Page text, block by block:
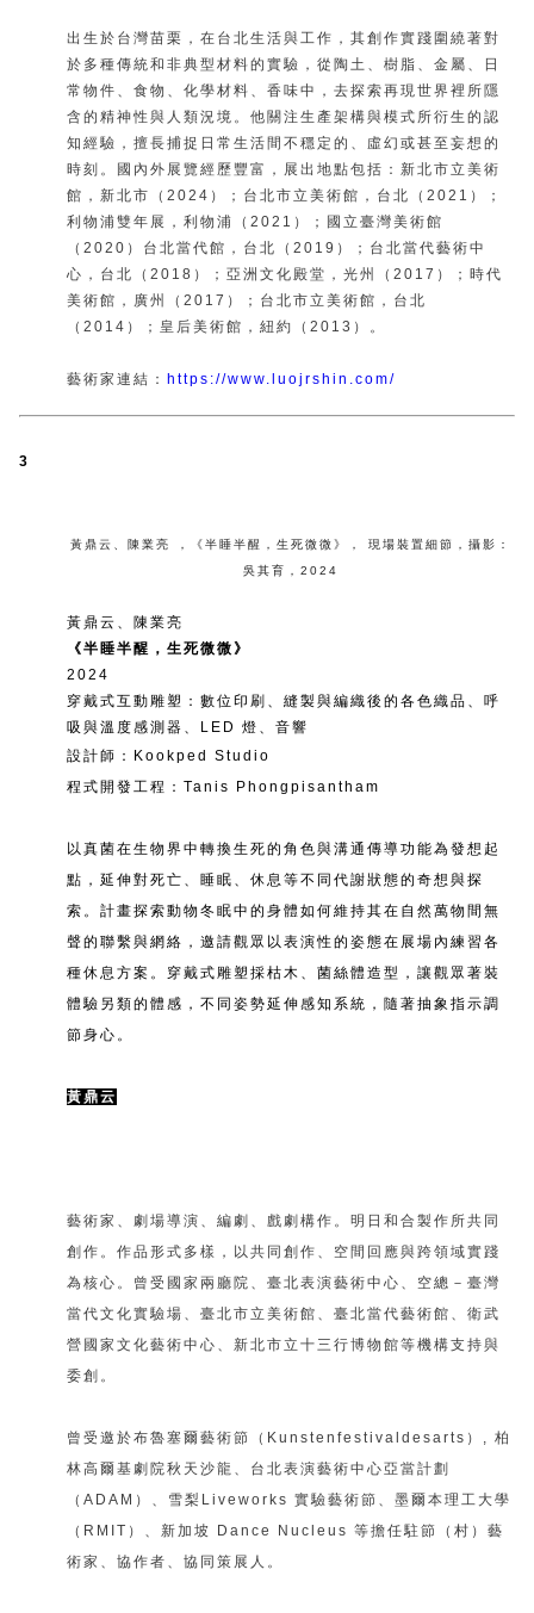
出生於台灣苗栗，在台北生活與工作，其創作實踐圍繞著對
於多種傳統和非典型材料的實驗，從陶土、樹脂、金屬、日
常物件、食物、化學材料、香味中，去探索再現世界裡所隱
含的精神性與人類況境。他關注生產架構與模式所衍生的認
知經驗，擅長捕捉日常生活間不穩定的、虛幻或甚至妄想的
時刻。國內外展覽經歷豐富，展出地點包括：新北市立美術
館，新北市（2024）；台北市立美術館，台北（2021）；
利物浦雙年展，利物浦（2021）；國立臺灣美術館
（2020）台北當代館，台北（2019）；台北當代藝術中
心，台北（2018）；亞洲文化殿堂，光州（2017）；時代
美術館，廣州（2017）；台北市立美術館，台北
（2014）；皇后美術館，紐約（2013）。
藝術家連結： https://www.luojrshin.com/
3
黃鼎云、陳業亮 《半睡半醒，生死微微》 現場裝置細節
攝影：
吳其育
2024
黃鼎云、陳業亮
《半睡半醒，生死微微》
2024
穿戴式互動雕塑：數位印刷、縫製與編織後的各色織品、呼
吸與溫度感測器、LED 燈、音響
設計師：Kookped Studio
程式開發工程：Tanis Phongpisantham
以真菌在生物界中轉換生死的角色與溝通傳導功能為發想起
點，延伸對死亡、睡眠、休息等不同代謝狀態的奇想與探
索。計畫探索動物冬眠中的身體如何維持其在自然萬物間無
聲的聯繫與網絡，邀請觀眾以表演性的姿態在展場內練習各
種休息方案。穿戴式雕塑採枯木、菌絲體造型，讓觀眾著裝
體驗另類的體感，不同姿勢延伸感知系統，隨著抽象指示調
節身心。
黃鼎云
藝術家、劇場導演、編劇、戲劇構作。明日和合製作所共同
創作。作品形式多樣，以共同創作、空間回應與跨領域實踐
為核心。曾受國家兩廳院、臺北表演藝術中心、空總－臺灣
當代文化實驗場、臺北市立美術館、臺北當代藝術館、衛武
營國家文化藝術中心、新北市立十三行博物館等機構支持與
委創。
曾受邀於布魯塞爾藝術節（Kunstenfestivaldesarts）, 柏
林高爾基劇院秋天沙龍、台北表演藝術中心亞當計劃
（ADAM）、雪梨Liveworks 實驗藝術節、墨爾本理工大學
（RMIT）、新加坡 Dance Nucleus 等擔任駐節（村）藝
術家、協作者、協同策展人。